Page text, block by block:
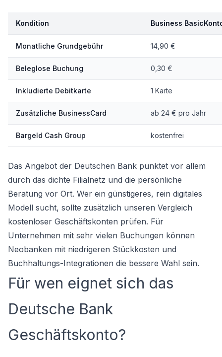
Kondition Business
Monatliche Grundgebühr 14,90 €
Beleglose Buchung 0,30 €
Inkludierte Debitkarte 1 Karte
Zusätzliche BusinessCard ab 24 € pro Jahr
Bargeld Cash Group kostenfrei
Das Angebot der Deutschen Bank punktet vor allem
durch das dichte Filialnetz und die persönliche
Beratung vor Ort. Wer ein günstigeres, rein digitales
Modell sucht, sollte zusätzlich unseren Vergleich
kostenloser Geschäftskonten prüfen. Für
Unternehmen mit sehr vielen Buchungen können
Neobanken mit niedrigeren Stückkosten und
Buchhaltungs-Integrationen die bessere Wahl sein.
Für wen eignet sich das
Deutsche Bank
Geschäftskonto?